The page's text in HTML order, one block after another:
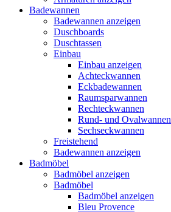
Badewannen
Badewannen anzeigen
Duschboards
Duschtassen
Einbau
Einbau anzeigen
Achteckwannen
Eckbadewannen
Raumsparwannen
Rechteckwannen
Rund- und Ovalwannen
Sechseckwannen
Freistehend
Badewannen anzeigen
Badmöbel
Badmöbel anzeigen
Badmöbel
Badmöbel anzeigen
Bleu Provence